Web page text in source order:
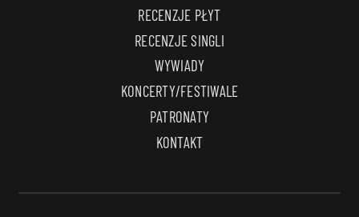
RECENZJE PŁYT
RECENZJE SINGLI
WYWIADY
KONCERTY/FESTIWALE
PATRONATY
KONTAKT